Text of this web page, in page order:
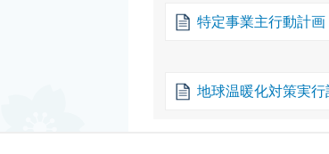
特定事業主行動計画
地球温暖化対策実行